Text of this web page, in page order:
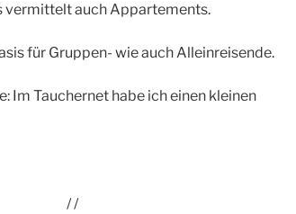
vermittelt auch Appartements.
für Gruppen- wie auch Alleinreisende.
Im Tauchernet habe ich einen kleinen
/ /